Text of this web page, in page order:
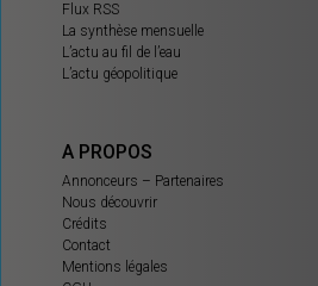
Flux RSS
La synthèse mensuelle
L’actu au fil de l’eau
L’actu géopolitique
A PROPOS
Annonceurs – Partenaires
Nous découvrir
Crédits
Contact
Mentions légales